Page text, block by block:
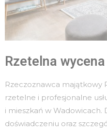
Rzetelna
Rzeczoznawca majątkowy
rzetelne i profesjonalne
i mieszkań w Wadowicach.
doświadczeniu oraz